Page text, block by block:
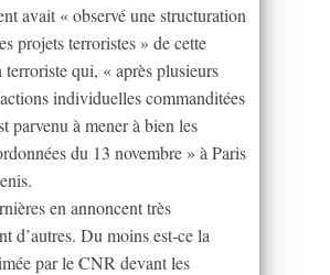
avait « observé une structuration
projets terroristes » de cette
terroriste qui, « après plusieurs
individuelles commanditées
parvenu à mener à bien les
du 13 novembre » à Paris
en annoncent très
d’autres. Du moins est-ce la
par le CNR devant les